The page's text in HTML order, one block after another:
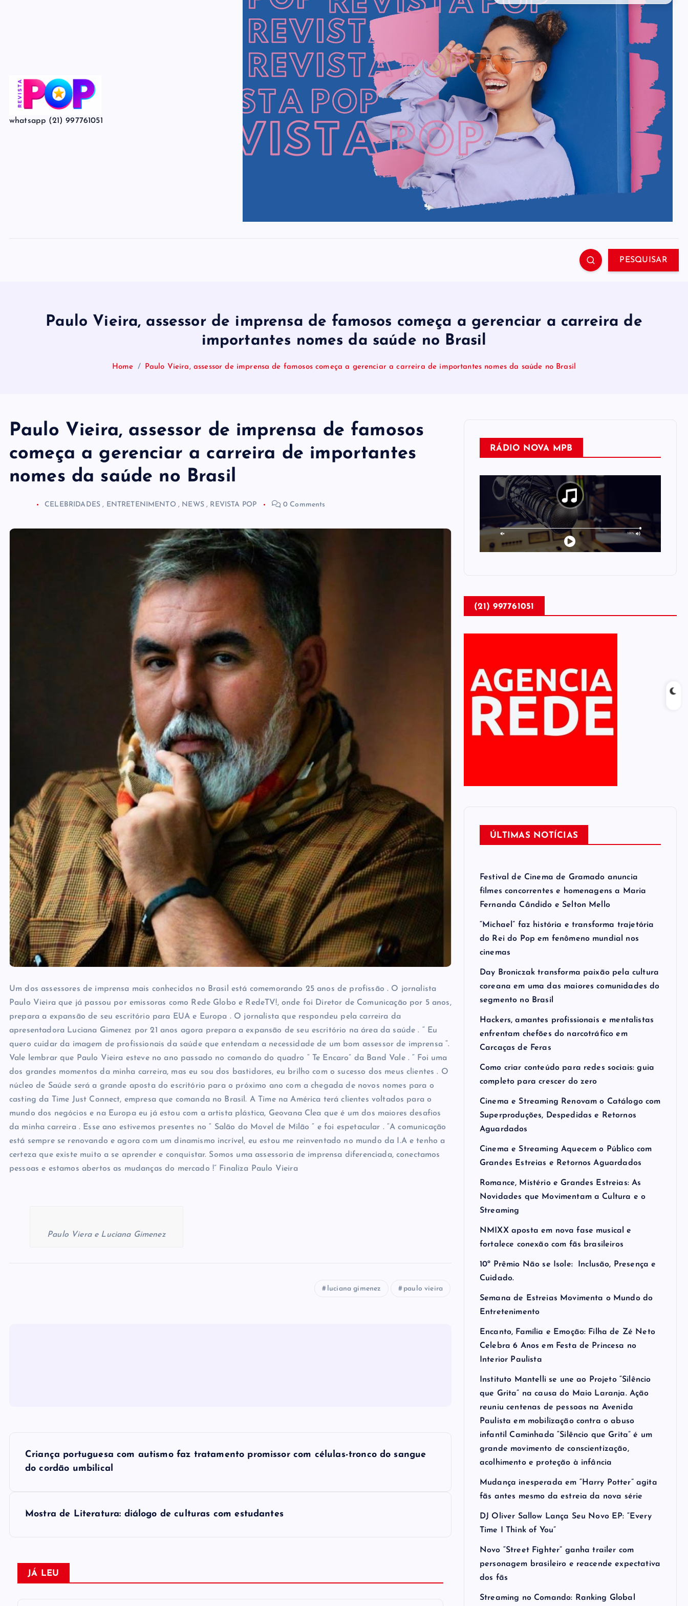
whatsapp (21) 997761051
PESQUISAR
Paulo Vieira, assessor de imprensa de famosos começa a gerenciar a carreira de
importantes nomes da saúde no Brasil
Home Paulo Vieira, assessor de imprensa de famosos começa a gerenciar a carreira de importantes nomes da saúde no Brasil
Paulo Vieira, assessor de imprensa de famosos
começa a gerenciar a carreira de importantes
nomes da saúde no Brasil
CELEBRIDADES , ENTRETENIMENTO , NEWS, REVISTA POP 0 Comments
Um dos assessores de imprensa mais conhecidos no Brasil está comemorando 25 anos de profissão . O jornalista
Paulo Vieira que já passou por emissoras como Rede Globo e RedeTV!, onde foi Diretor de Comunicação por 5 anos,
prepara a expansão de seu escritório para EUA e Europa . O jornalista que respondeu pela carreira da
apresentadora Luciana Gimenez por 21 anos agora prepara a expansão de seu escritório na área da saúde . “ Eu
quero cuidar da imagem de profissionais da saúde que entendam a necessidade de um bom assessor de imprensa “.
Vale lembrar que Paulo Vieira esteve no ano passado no comando do quadro “ Te Encaro” da Band Vale . “ Foi uma
dos grandes momentos da minha carreira, mas eu sou dos bastidores, eu brilho com o sucesso dos meus clientes . O
núcleo de Saúde será a grande aposta do escritório para o próximo ano com a chegada de novos nomes para o
casting da Time Just Connect, empresa que comanda no Brasil. A Time na América terá clientes voltados para o
mundo dos negócios e na Europa eu já estou com a artista plástica, Geovana Clea que é um dos maiores desafios
da minha carreira . Esse ano estivemos presentes no “ Salão do Movel de Milão “ e foi espetacular . “A comunicação
está sempre se renovando e agora com um dinamismo incrível, eu estou me reinventado no mundo da I.A e tenho a
certeza que existe muito a se aprender e conquistar. Somos uma assessoria de imprensa diferenciada, conectamos
pessoas e estamos abertos as mudanças do mercado !” Finaliza Paulo Vieira
Paulo Viera e Luciana Gimenez
luciana gimenez paulo vieira
N
g
a
Criança portuguesa com autismo faz tratamento promissor com células-tronco do sangue
do cordão umbilical
Mostra de Literatura: diálogo de culturas com estudantes
JÁ LEU
RÁDIO NOVA MPB
(21) 997761051
ÚLTIMAS NOTÍCIAS
Festival de Cinema de Gramado anuncia
filmes concorrentes e homenagens a Maria
Fernanda Cândido e Selton Mello
“Michael” faz história e transforma trajetória
do Rei do Pop em fenômeno mundial nos
cinemas
Day Broniczak transforma paixão pela cultura
coreana em uma das maiores comunidades do
segmento no Brasil
Hackers, amantes profissionais e mentalistas
enfrentam chefões do narcotráfico em
Carcaças de Feras
Como criar conteúdo para redes sociais: guia
completo para crescer do zero
Cinema e Streaming Renovam o Catálogo com
Superproduções, Despedidas e Retornos
Aguardados
Cinema e Streaming Aquecem o Público com
Grandes Estreias e Retornos Aguardados
Romance, Mistério e Grandes Estreias: As
Novidades que Movimentam a Cultura e o
Streaming
NMIXX aposta em nova fase musical e
fortalece conexão com fãs brasileiros
10º Prêmio Não se Isole: Inclusão, Presença e
Cuidado.
Semana de Estreias Movimenta o Mundo do
Entretenimento
Encanto, Família e Emoção: Filha de Zé Neto
Celebra 6 Anos em Festa de Princesa no
Interior Paulista
Instituto Mantelli se une ao Projeto “Silêncio
que Grita” na causa do Maio Laranja. Ação
reuniu centenas de pessoas na Avenida
Paulista em mobilização contra o abuso
infantil Caminhada “Silêncio que Grita” é um
grande movimento de conscientização,
acolhimento e proteção à infância
Mudança inesperada em “Harry Potter” agita
fãs antes mesmo da estreia da nova série
DJ Oliver Sallow Lança Seu Novo EP: “Every
Time I Think of You”
Novo “Street Fighter” ganha trailer com
personagem brasileiro e reacende expectativa
dos fãs
Streaming no Comando: Ranking Global